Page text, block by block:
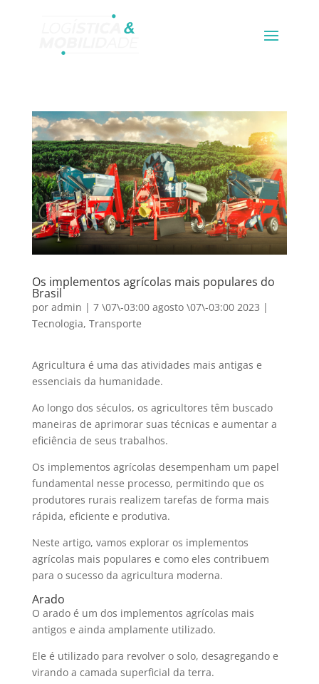
Os implementos agrícolas mais populares do
Brasil
por admin | 7 \07\-03:00 agosto \07\-03:00 2023 |
Tecnologia, Transporte
Agricultura é uma das atividades mais antigas e
essenciais da humanidade.
Ao longo dos séculos, os agricultores têm buscado
maneiras de aprimorar suas técnicas e aumentar a
eficiência de seus trabalhos.
Os implementos agrícolas desempenham um papel
fundamental nesse processo, permitindo que os
produtores rurais realizem tarefas de forma mais
rápida, eficiente e produtiva.
Neste artigo, vamos explorar os implementos
agrícolas mais populares e como eles contribuem
para o sucesso da agricultura moderna.
Arado
O arado é um dos implementos agrícolas mais
antigos e ainda amplamente utilizado.
Ele é utilizado para revolver o solo, desagregando e
virando a camada superficial da terra.